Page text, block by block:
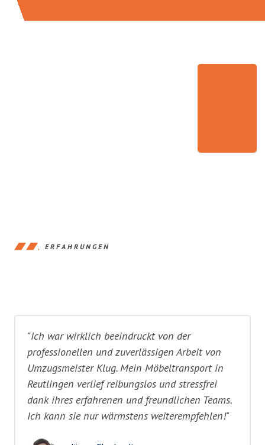
ERFAHRUNGEN
"Ich war wirklich beeindruckt von der
professionellen und zuverlässigen Arbeit von
Umzugsmeister Klug. Mein Möbeltransport in
Reutlingen verlief reibungslos und stressfrei
dank ihres erfahrenen und freundlichen Teams.
Ich kann sie nur wärmstens weiterempfehlen!"